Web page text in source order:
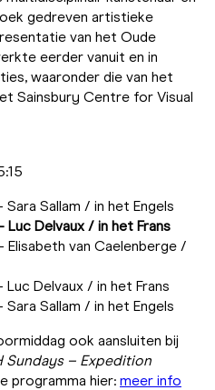
gedreven artistieke
van het Oude
eerder vanuit en in
waaronder die van het
Sainsbury Centre for Visual
Sallam / in het Engels
Delvaux / in het Frans
van Caelenberge /
Delvaux / in het Frans
Sallam / in het Engels
ook aansluiten bij
Sundays – Expedition
programma hier: meer info